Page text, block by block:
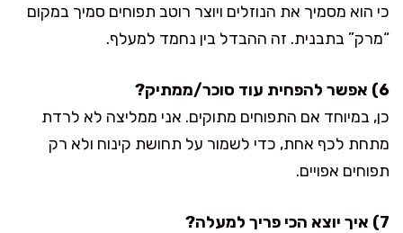
כי הוא מסמיך את הנוזלים ויוצר רוטב תפוחים סמיך במקום
“מרק” בתבנית. זה ההבדל בין נחמד למעלף.
6) אפשר להפחית עוד סוכר/ממתיק?
כן, במיוחד אם התפוחים מתוקים. אני ממליצה לא לרדת
מתחת לכף אחת, כדי לשמור על תחושת קינוח ולא רק
תפוחים אפויים.
7) איך יוצא הכי פריך למעלה?